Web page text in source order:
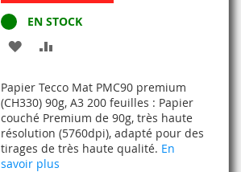
EN STOCK
AJOUTER
MA
LISTE
D’ENVIE
COMPARATEUR
Papier Tecco Mat PMC90 premium
(CH330) 90g, A3 200 feuilles : Papier
couché Premium de 90g, très haute
résolution (5760dpi), adapté pour des
tirages de très haute qualité. En
savoir plus